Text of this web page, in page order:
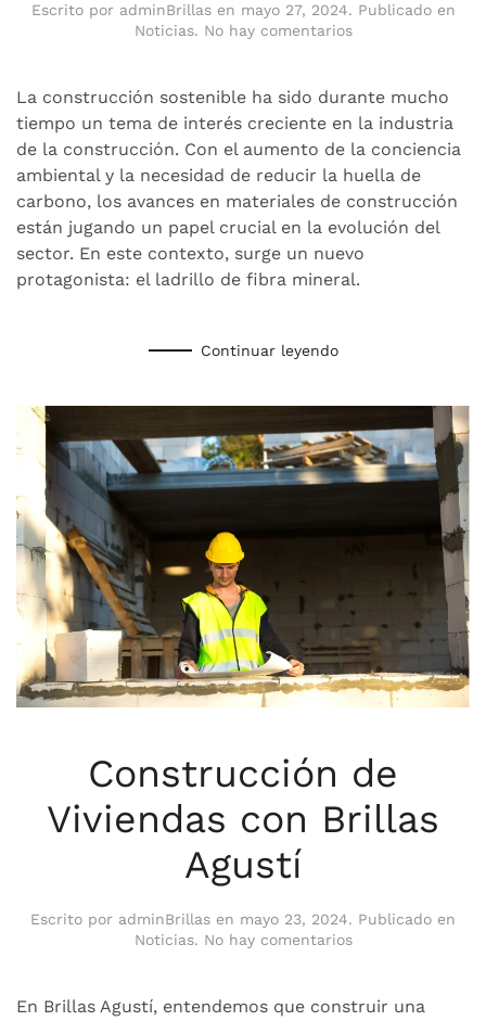
Escrito por adminBrillasen mayo 27, 2024. Publicado en
Noticias. No hay comentariosen
Construcción:
nuevos
tipos
de
ladrillos
sostenibles
La construcción sostenible ha sido durante mucho
tiempo un tema de interés creciente en la industria
de la construcción. Con el aumento de la conciencia
ambiental y la necesidad de reducir la huella de
carbono, los avances en materiales de construcción
están jugando un papel crucial en la evolución del
sector. En este contexto, surge un nuevo
protagonista: el ladrillo de fibra mineral.
Continuar leyendo
Construcción de
Viviendas con Brillas
Agustí
Escrito por adminBrillas en mayo 23, 2024. Publicado en
Noticias. No hay comentariosen
Viviendas
En Brillas Agustí, entendemos que construir una